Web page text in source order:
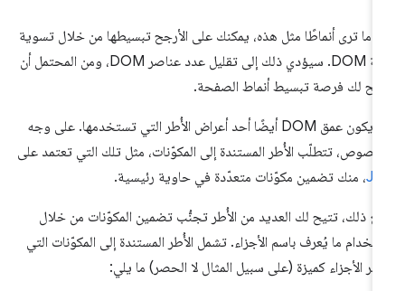
ترى أنماطًا مثل هذه، يمكنك على الأرجح تبسيطها من خلال تسوية
بنية DOM. سيؤدي ذلك إلى تقليل عدد عناصر DOM، ومن المحتمل أن
لك فرصة تبسيط أنماط الصفحة.
قد يكون عمق DOM أيضًا أحد أعراض الأُطر التي تستخدمها. على وجه
تتطلّب الأُطر المستندة إلى المكوّنات، مثل تلك التي تعتمد على
، منك تضمين مكوّنات متعدّدة في حاوية رئيسية.
ذلك، تتيح لك العديد من الأُطر تجنُّب تضمين المكوّنات من خلال
ما يُعرف باسم الأجزاء. تشمل الأُطر المستندة إلى المكوّنات التي
الأجزاء كميزة (على سبيل المثال لا الحصر) ما يلي: